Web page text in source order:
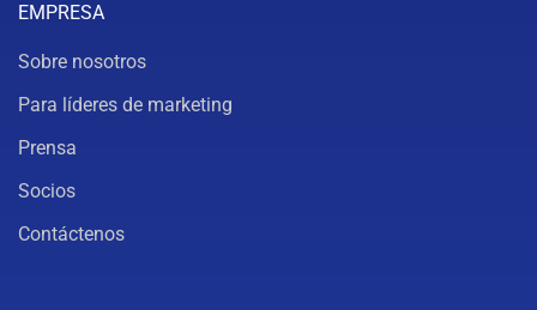
EMPRESA
Sobre nosotros
Para líderes de marketing
Prensa
Socios
Contáctenos